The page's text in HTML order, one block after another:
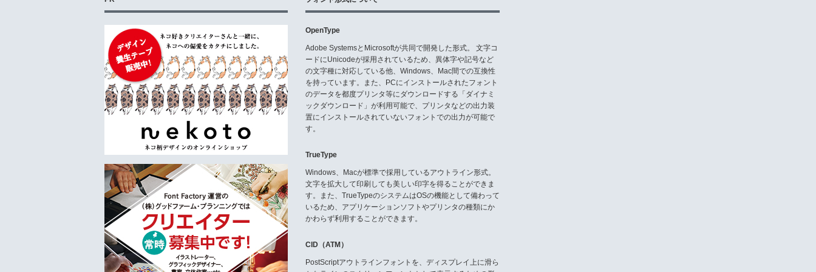
OpenType
Adobe SystemsとMicrosoftが共同で開発した形式。 文字コ
ードにUnicodeが採用されているため、異体字や記号など
の文字種に対応している他、Windows、Mac間での互換性
を持っています。また、PCにインストールされたフォント
のデータを都度プリンタ等にダウンロードする「ダイナミ
ックダウンロード」が利用可能で、プリンタなどの出力装
置にインストールされていないフォントでの出力が可能で
す。
TrueType
Windows、Macが標準で採用しているアウトライン形式。
文字を拡大して印刷しても美しい印字を得ることができま
す。また、TrueTypeのシステムはOSの機能として備わって
いるため、アプリケーションソフトやプリンタの種類にか
かわらず利用することができます。
CID（ATM）
PostScriptアウトラインフォントを、ディスプレイ上に滑ら